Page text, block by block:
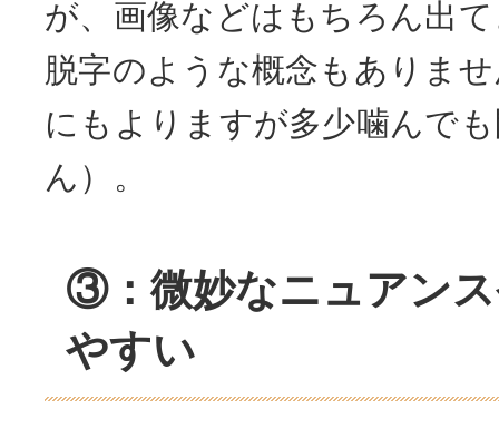
が、画像などはもちろん出
脱字のような概念もありま
にもよりますが多少噛んで
ん）。
③：微妙なニュアン
やすい